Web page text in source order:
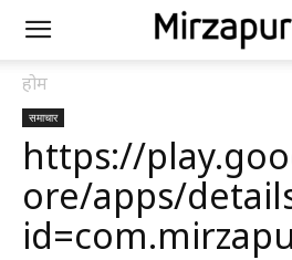
होम
समाचार
https://
ore/apps/